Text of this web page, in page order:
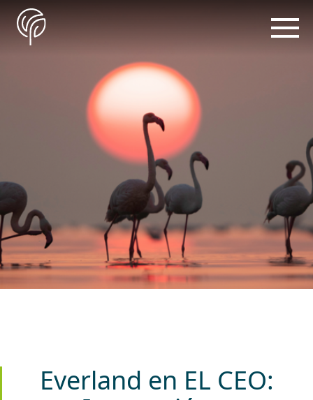
Everland en EL CEO: